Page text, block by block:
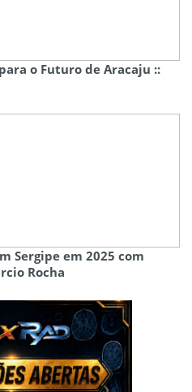
o Futuro de Aracaju ::
Sergipe em 2025 com
Rocha